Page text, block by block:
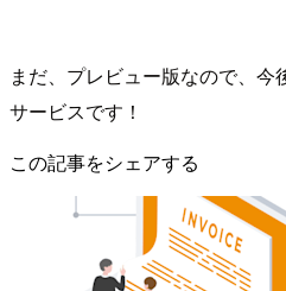
まだ、プレビュー版なので、今
サービスです！
この記事をシェアする